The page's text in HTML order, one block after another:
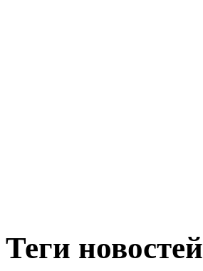
Теги новостей